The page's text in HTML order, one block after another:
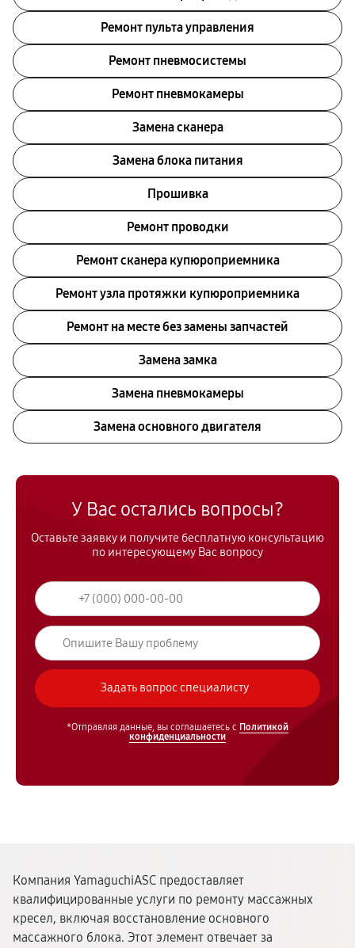
Ремонт пульта управления
Ремонт пневмосистемы
Ремонт пневмокамеры
Замена сканера
Замена блока питания
Прошивка
Ремонт проводки
Ремонт сканера купюроприемника
Ремонт узла протяжки купюроприемника
Ремонт на месте без замены запчастей
Замена замка
Замена пневмокамеры
Замена основного двигателя
У Вас остались вопросы?
Оставьте заявку и получите бесплатную консультацию
по интересующему Вас вопросу
*Отправляя данные, вы соглашаетесь с Политикой
конфиденциальности
Компания YamaguchiASC предоставляет
квалифицированные услуги по ремонту массажных
кресел, включая восстановление основного
массажного блока. Этот элемент отвечает за